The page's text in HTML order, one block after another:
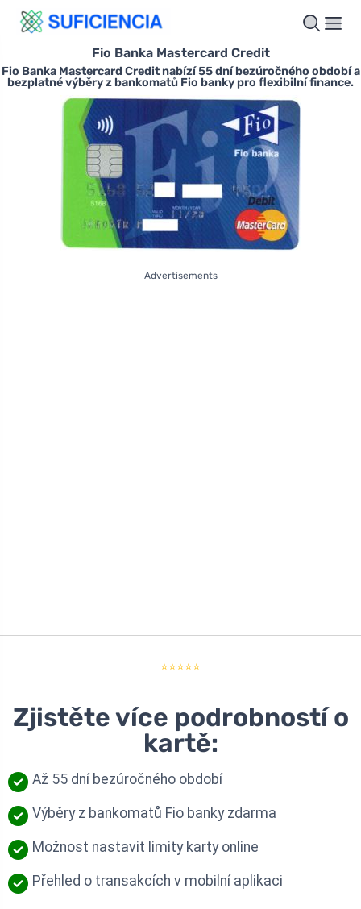
Fio Banka Mastercard Credit
Fio Banka Mastercard Credit nabízí 55 dní bezúročného období a
bezplatné výběry z bankomatů Fio banky pro flexibilní finance.
Advertisements
⭐⭐⭐⭐⭐
Zjistěte více podrobností o
kartě:
Až 55 dní bezúročného období
Výběry z bankomatů Fio banky zdarma
Možnost nastavit limity karty online
Přehled o transakcích v mobilní aplikaci